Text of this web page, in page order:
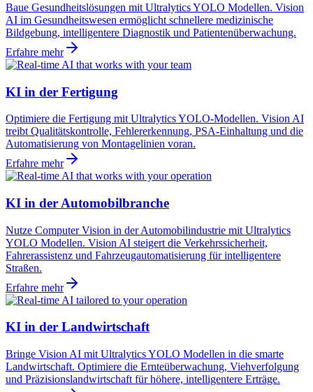
Baue Gesundheitslösungen mit Ultralytics YOLO Modellen. Vision
AI im Gesundheitswesen ermöglicht schnellere medizinische
Bildgebung, intelligentere Diagnostik und Patientenüberwachung.
Erfahre mehr
KI in der Fertigung
Optimiere die Fertigung mit Ultralytics YOLO-Modellen. Vision AI
treibt Qualitätskontrolle, Fehlererkennung, PSA-Einhaltung und die
Automatisierung von Montagelinien voran.
Erfahre mehr
KI in der Automobilbranche
Nutze Computer Vision in der Automobilindustrie mit Ultralytics
YOLO Modellen. Vision AI steigert die Verkehrssicherheit,
Fahrerassistenz und Fahrzeugautomatisierung für intelligentere
Straßen.
Erfahre mehr
KI in der Landwirtschaft
Bringe Vision AI mit Ultralytics YOLO Modellen in die smarte
Landwirtschaft. Optimiere die Ernteüberwachung, Viehverfolgung
und Präzisionslandwirtschaft für höhere, intelligentere Erträge.